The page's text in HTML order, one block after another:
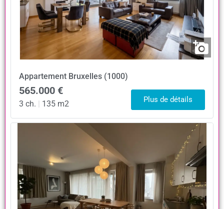
Appartement Bruxelles (1000)
565.000 €
3 ch. 135 m2 Plus de détails